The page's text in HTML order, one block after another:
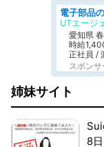
UTエージ
愛知県
時給
正社員 /
スポン
姉妹サイト
8